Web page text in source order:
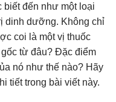
đến như một loại
dinh dưỡng. Không chỉ
coi là một vị thuốc
từ đâu? Đặc điểm
nó như thế nào? Hãy
tiết trong bài viết này.